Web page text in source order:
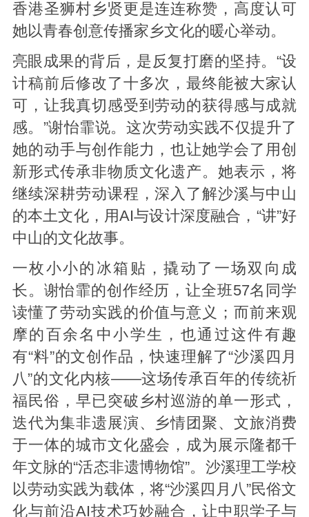
香港圣狮村乡贤更是连连称赞，高度认可
她以青春创意传播家乡文化的暖心举动。
亮眼成果的背后，是反复打磨的坚持。“设
计稿前后修改了十多次，最终能被大家认
可，让我真切感受到劳动的获得感与成就
感。”谢怡霏说。这次劳动实践不仅提升了
她的动手与创作能力，也让她学会了用创
新形式传承非物质文化遗产。她表示，将
继续深耕劳动课程，深入了解沙溪与中山
的本土文化，用AI与设计深度融合，“讲”好
中山的文化故事。
一枚小小的冰箱贴，撬动了一场双向成
长。谢怡霏的创作经历，让全班57名同学
读懂了劳动实践的价值与意义；而前来观
摩的百余名中小学生，也通过这件有趣
有“料”的文创作品，快速理解了“沙溪四月
八”的文化内核——这场传承百年的传统祈
福民俗，早已突破乡村巡游的单一形式，
迭代为集非遗展演、乡情团聚、文旅消费
于一体的城市文化盛会，成为展示隆都千
年文脉的“活态非遗博物馆”。沙溪理工学校
以劳动实践为载体，将“沙溪四月八”民俗文
化与前沿AI技术巧妙融合，让中职学子与